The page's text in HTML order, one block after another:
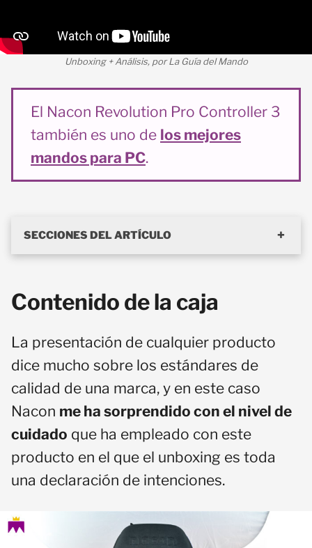
Unboxing + Análisis, por La Guía del Mando
El Nacon Revolution Pro Controller 3
también es uno de los mejores
mandos para PC.
SECCIONES DEL ARTÍCULO
Contenido de la caja
La presentación de cualquier producto
dice mucho sobre los estándares de
calidad de una marca, y en este caso
Nacon me ha sorprendido con el nivel de
cuidado que ha empleado con este
producto en el que el unboxing es toda
una declaración de intenciones.